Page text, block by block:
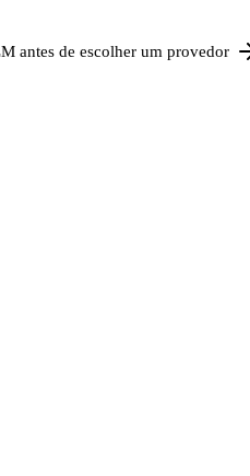
antes de escolher um provedor